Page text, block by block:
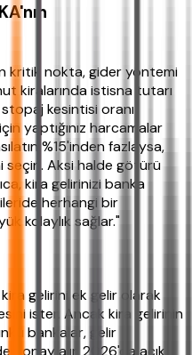
kritik nokta, gider yöntemi
kiralarında istisna tutarı
stopaj kesintisi oranı
yaptığınız harcamalar
%15'inden fazlaysa,
seçin. Aksi halde götürü
kira gelirinizi banka
herhangi bir
kolaylık sağlar."
kira gelirini ek gelir olarak
ister. Ancak kira gelirinin
bankalar, gelir
onay alır. 2026'da açık